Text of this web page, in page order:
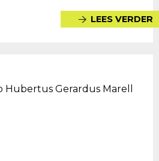
LEES VERDER
Hubertus Gerardus Marell